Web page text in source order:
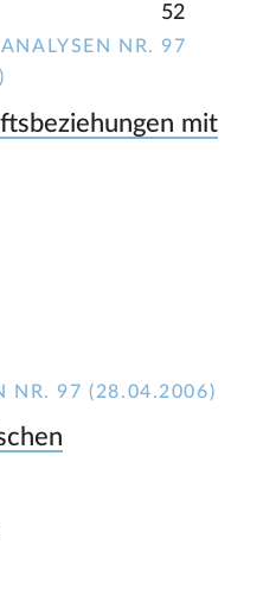
52
NR. 97
mit
NR. 97 (28.04.2006)